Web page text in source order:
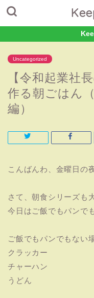
Uncategorized
【令和起業社
作る朝ごはん
編）
こんばんわ、金曜日の
さて、朝食シリーズも
今日はご飯でもパンで
ご飯でもパンでもない
クラッカー
チャーハン
うどん